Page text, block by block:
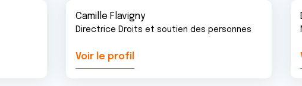
Camille Flavigny
Directrice Droits et soutien des personnes
Voir le profil